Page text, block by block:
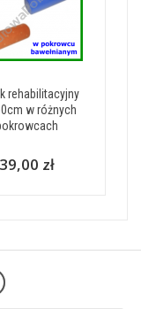
rehabilitacyjny
w różnych
39,00 zł